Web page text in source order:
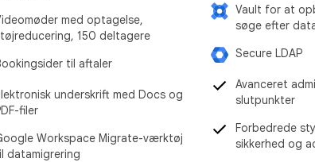
med optagelse,
150 deltagere
til aftaler
underskrift med Docs og
filer
Workspace Migrate-værktøj
datamigrering
Vault for at
søge efter
Secure LDAP
Avanceret
slutpunkter
Forbedrede
sikkerhed og